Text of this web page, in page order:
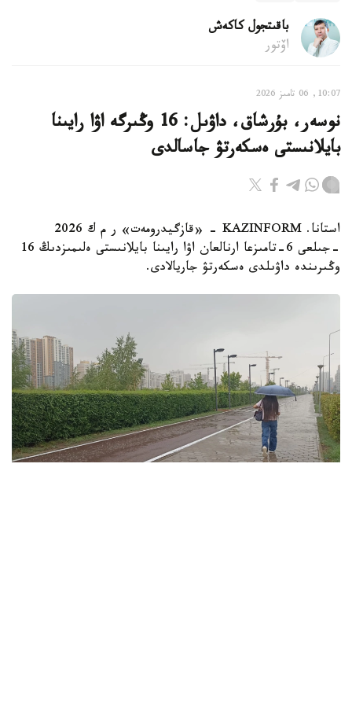
باقىتجول كاكەش
اۆتور
10:07, 06 تامىز 2026
نوسەر، بۇرشاق، داۋىل: 16 وڭىرگە اۋا رايىنا
بايلانىستى ەسكەرتۋ جاسالدى
استانا. KAZINFORM - «قازگيدرومەت» ر م ك 2026
-جىلعى 6-تامىزعا ارنالعان اۋا رايىنا بايلانىستى ەلىمىزدىڭ 16
وڭىرىندە داۋىلدى ەسكەرتۋ جاريالادى.